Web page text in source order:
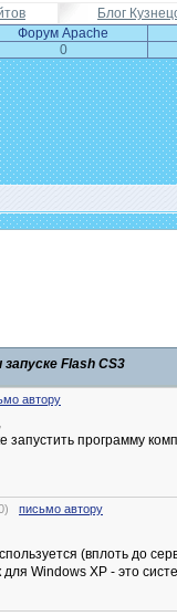
Блог
Форум Apache
0
Flash CS3
автору
запустить программу
письмо автору
(вплоть до
для Windows XP - это